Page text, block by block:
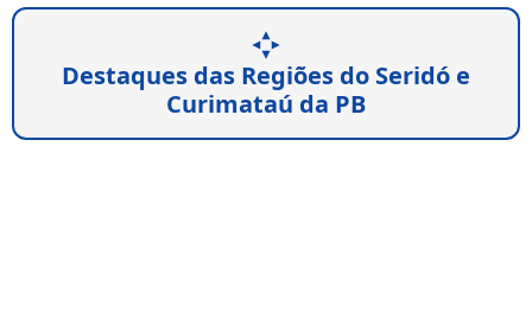
Destaques das Regiões do Seridó e
Curimataú da PB